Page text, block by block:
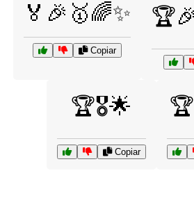
🏅🎉🥇🌈✨
Copiar
🏆🎖️🌟
Copiar